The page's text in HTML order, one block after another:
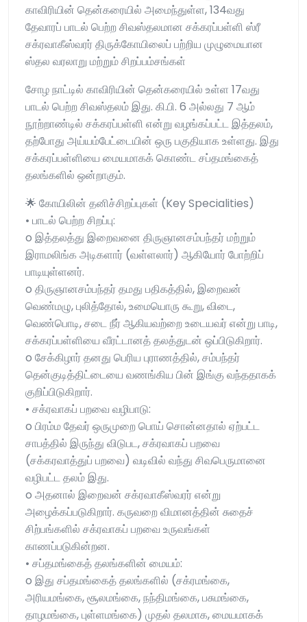
காவிரியின் தென்கரையில் அமைந்துள்ள, 134வது
தேவாரப் பாடல் பெற்ற சிவஸ்தலமான சக்கரப்பள்ளி ஸ்ரீ
சக்ரவாகீஸ்வரர் திருக்கோயிலைப் பற்றிய முழுமையான
ஸ்தல வரலாறு மற்றும் சிறப்பம்சங்கள்
சோழ நாட்டில் காவிரியின் தென்கரையில் உள்ள 17வது
பாடல் பெற்ற சிவஸ்தலம் இது. கி.பி. 6 அல்லது 7 ஆம்
நூற்றாண்டில் சக்கரப்பள்ளி என்று வழங்கப்பட்ட இத்தலம்,
தற்போது அய்யம்பேட்டையின் ஒரு பகுதியாக உள்ளது. இது
சக்கரப்பள்ளியை மையமாகக் கொண்ட சப்தமங்கைத்
தலங்களில் ஒன்றாகும்.
🌟 கோயிலின் தனிச்சிறப்புகள் (Key Specialities)
• பாடல் பெற்ற சிறப்பு:
o இத்தலத்து இறைவனை திருஞானசம்பந்தர் மற்றும்
இராமலிங்க அடிகளார் (வள்ளலார்) ஆகியோர் போற்றிப்
பாடியுள்ளனர்.
o திருஞானசம்பந்தர் தமது பதிகத்தில், இறைவன்
வெண்மழு, புலித்தோல், உமையொரு கூறு, விடை,
வெண்பொடி, சடை நீர் ஆகியவற்றை உடையவர் என்று பாடி,
சக்கரப்பள்ளியை வீரட்டானத் தலத்துடன் ஒப்பிடுகிறார்.
o சேக்கிழார் தனது பெரிய புராணத்தில், சம்பந்தர்
தென்குடித்திட்டையை வணங்கிய பின் இங்கு வந்ததாகக்
குறிப்பிடுகிறார்.
• சக்ரவாகப் பறவை வழிபாடு:
o பிரம்ம தேவர் ஒருமுறை பொய் சொன்னதால் ஏற்பட்ட
சாபத்தில் இருந்து விடுபட, சக்ரவாகப் பறவை
(சக்கரவாத்துப் பறவை) வடிவில் வந்து சிவபெருமானை
வழிபட்ட தலம் இது.
o அதனால் இறைவன் சக்ரவாகீஸ்வரர் என்று
அழைக்கப்படுகிறார். கருவறை விமானத்தின் சுதைச்
சிற்பங்களில் சக்ரவாகப் பறவை உருவங்கள்
காணப்படுகின்றன.
• சப்தமங்கைத் தலங்களின் மையம்:
o இது சப்தமங்கைத் தலங்களில் (சக்ரமங்கை,
அரியமங்கை, சூலமங்கை, நந்திமங்கை, பசுமங்கை,
தாழமங்கை, புள்ளமங்கை) முதல் தலமாக, மையமாகக்